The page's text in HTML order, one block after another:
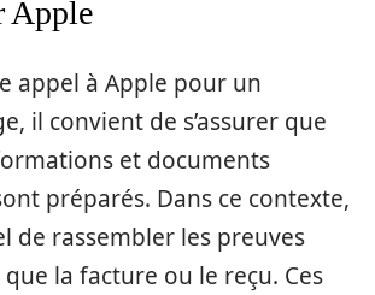
Apple
appel à Apple pour un
il convient de s’assurer que
et documents
préparés. Dans ce contexte,
de rassembler les preuves
que la facture ou le reçu. Ces